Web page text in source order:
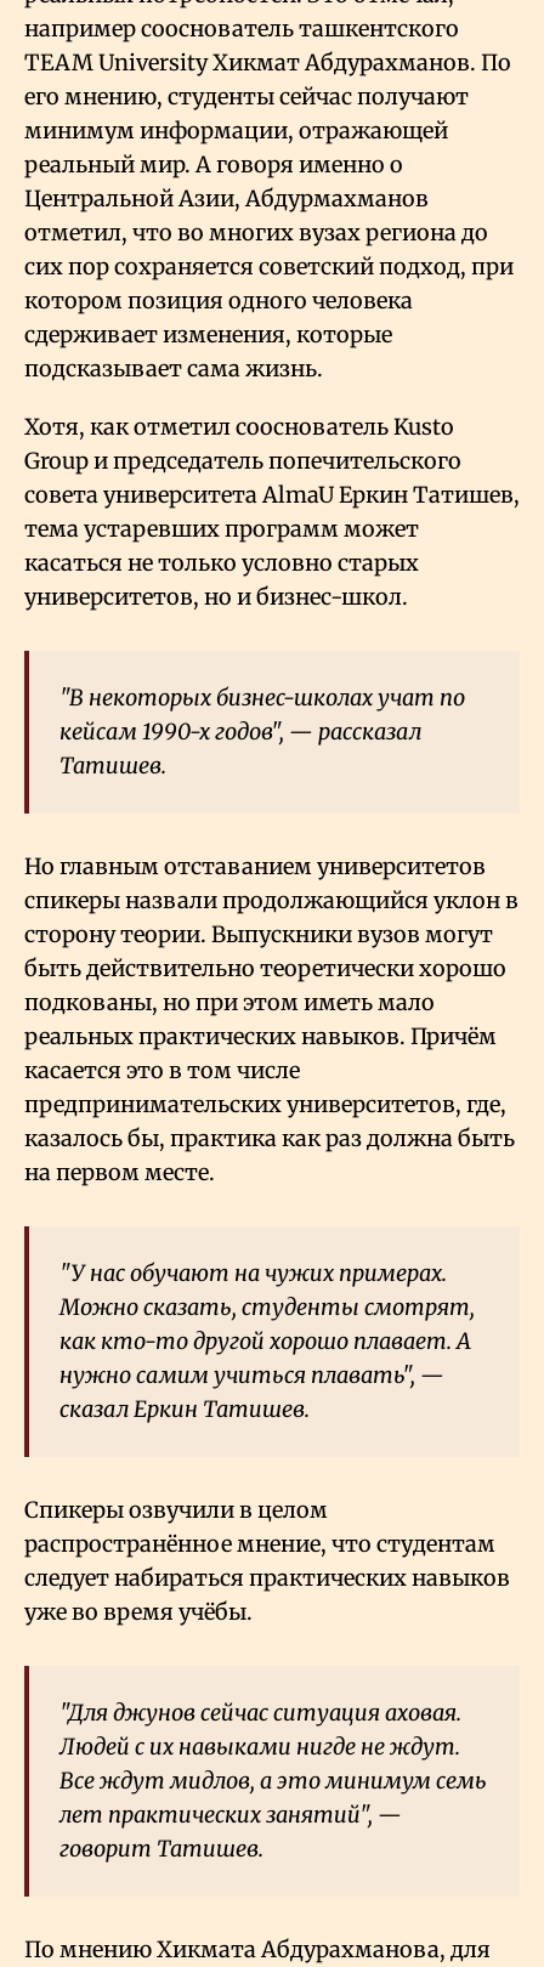
например сооснователь ташкентского
TEAM University Хикмат Абдурахманов. По
его мнению, студенты сейчас получают
минимум информации, отражающей
реальный мир. А говоря именно о
Центральной Азии, Абдурмахманов
отметил, что во многих вузах региона до
сих пор сохраняется советский подход, при
котором позиция одного человека
сдерживает изменения, которые
подсказывает сама жизнь.
Хотя, как отметил сооснователь Kusto
Group и председатель попечительского
совета университета AlmaU Еркин Татишев,
тема устаревших программ может
касаться не только условно старых
университетов, но и бизнес-школ.
"В некоторых бизнес-школах учат по
кейсам 1990-х годов", — рассказал
Татишев.
Но главным отставанием университетов
спикеры назвали продолжающийся уклон в
сторону теории. Выпускники вузов могут
быть действительно теоретически хорошо
подкованы, но при этом иметь мало
реальных практических навыков. Причём
касается это в том числе
предпринимательских университетов, где,
казалось бы, практика как раз должна быть
на первом месте.
"У нас обучают на чужих примерах.
Можно сказать, студенты смотрят,
как кто-то другой хорошо плавает. А
нужно самим учиться плавать", —
сказал Еркин Татишев.
Спикеры озвучили в целом
распространённое мнение, что студентам
следует набираться практических навыков
уже во время учёбы.
"Для джунов сейчас ситуация аховая.
Людей с их навыками нигде не ждут.
Все ждут мидлов, а это минимум семь
лет практических занятий", —
говорит Татишев.
По мнению Хикмата Абдурахманова, для